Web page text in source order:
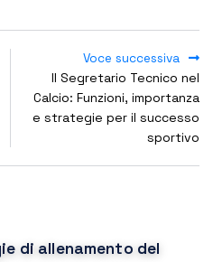
Voce successiva
Il Segretario Tecnico nel
Calcio: Funzioni, importanza
e strategie per il successo
sportivo
di allenamento del